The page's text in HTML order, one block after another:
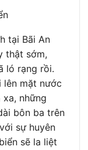
tại Bãi An
thật sớm,
ló rạng rồi.
lên mặt nước
những
bôn ba trên
sự huyên
sẽ la liệt